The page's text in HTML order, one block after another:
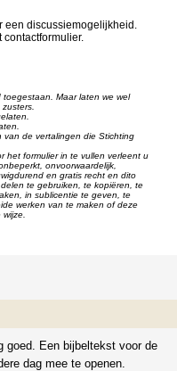
een discussiemogelijkheid.
contactformulier.
toegestaan. Maar laten we wel
van de vertalingen die Stichting
het formulier in te vullen verleent u
onvoorwaardelijk,
en gratis recht en dito
te gebruiken, te kopiëren, te
in sublicentie te geven, te
werken van te maken of deze
goed. Een bijbeltekst voor de
dag mee te openen.